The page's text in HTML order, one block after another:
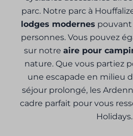
parc. Notre parc à
lodges modernes pouvant
personnes. Vous pouvez
sur notre aire pour
nature. Que vous partiez
une escapade en milieu
séjour prolongé, les
cadre parfait pour vous
Holidays.